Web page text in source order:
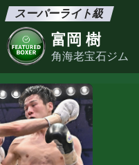
スーパーライト級
富岡 樹
角海老宝石ジム